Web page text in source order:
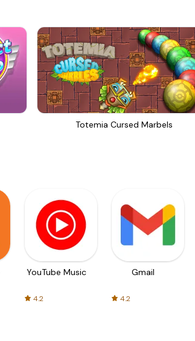
Totemia Cursed Marbels
YouTube Music
4.2
Gmail
4.2